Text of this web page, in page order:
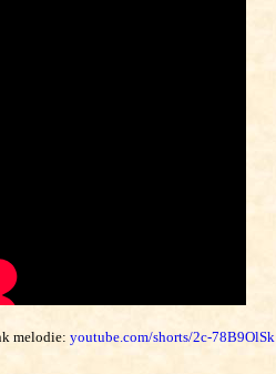
melodie: youtube.com/shorts/2c-78B9OlSk